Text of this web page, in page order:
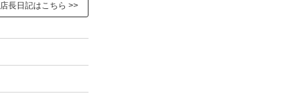
店長日記はこちら >>